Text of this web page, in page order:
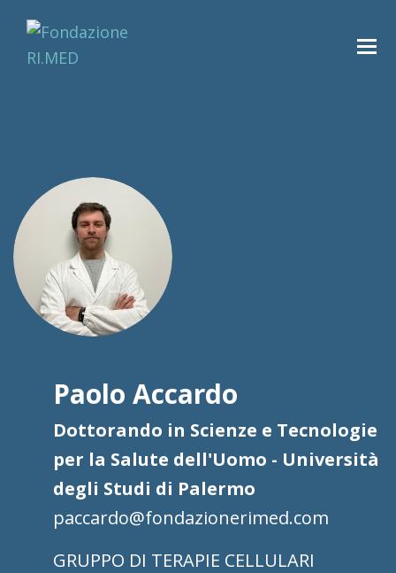
Paolo Accardo
Dottorando in Scienze e Tecnologie
per la Salute dell'Uomo - Università
degli Studi di Palermo
paccardo@fondazionerimed.com
TERAPIE CELLULARI